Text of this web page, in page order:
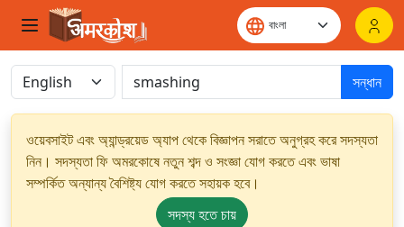
সন্ধান
ওয়েবসাইট এবং অ্যান্ড্রয়েড অ্যাপ থেকে বিজ্ঞাপন সরাতে অনুগ্রহ করে সদস্যতা
নিন। সদস্যতা ফি অমরকোষে নতুন শব্দ ও সংজ্ঞা যোগ করতে এবং ভাষা
সম্পর্কিত অন্যান্য বৈশিষ্ট্য যোগ করতে সহায়ক হবে।
সদস্য হতে চায়